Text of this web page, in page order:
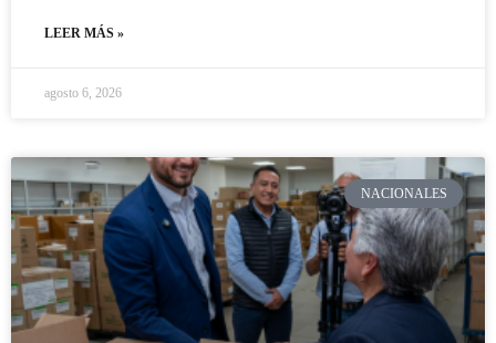
LEER MÁS »
agosto 6, 2026
NACIONALES